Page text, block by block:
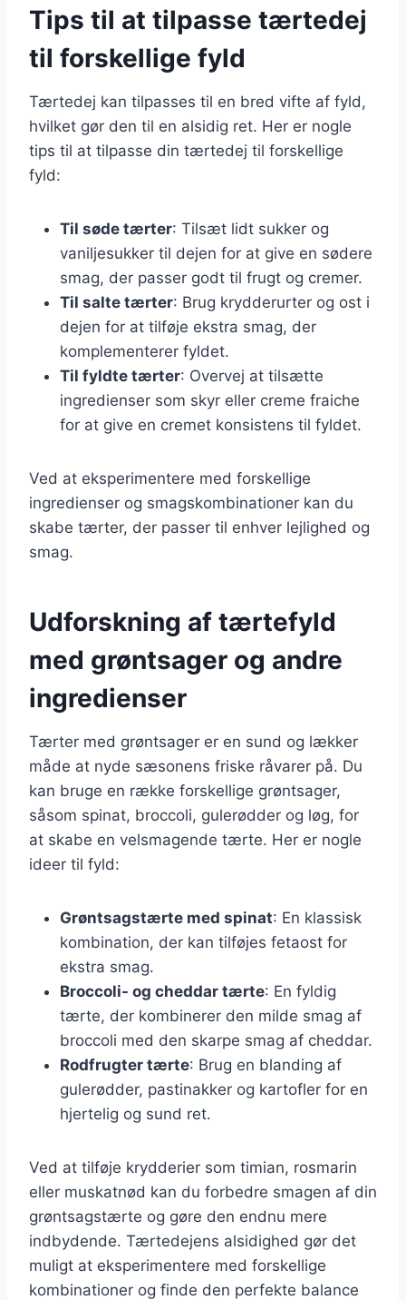
Tips til at tilpasse tærtedej
til forskellige fyld
Tærtedej kan tilpasses til en bred vifte af fyld,
hvilket gør den til en alsidig ret. Her er nogle
tips til at tilpasse din tærtedej til forskellige
fyld:
Til søde tærter: Tilsæt lidt sukker og
vaniljesukker til dejen for at give en sødere
smag, der passer godt til frugt og cremer.
Til salte tærter: Brug krydderurter og ost i
dejen for at tilføje ekstra smag, der
komplementerer fyldet.
Til fyldte tærter: Overvej at tilsætte
ingredienser som skyr eller creme fraiche
for at give en cremet konsistens til fyldet.
Ved at eksperimentere med forskellige
ingredienser og smagskombinationer kan du
skabe tærter, der passer til enhver lejlighed og
smag.
Udforskning af tærtefyld
med grøntsager og andre
ingredienser
Tærter med grøntsager er en sund og lækker
måde at nyde sæsonens friske råvarer på. Du
kan bruge en række forskellige grøntsager,
såsom spinat, broccoli, gulerødder og løg, for
at skabe en velsmagende tærte. Her er nogle
ideer til fyld:
Grøntsagstærte med spinat: En klassisk
kombination, der kan tilføjes fetaost for
ekstra smag.
Broccoli- og cheddar tærte: En fyldig
tærte, der kombinerer den milde smag af
broccoli med den skarpe smag af cheddar.
Rodfrugter tærte: Brug en blanding af
gulerødder, pastinakker og kartofler for en
hjertelig og sund ret.
Ved at tilføje krydderier som timian, rosmarin
eller muskatnød kan du forbedre smagen af din
grøntsagstærte og gøre den endnu mere
indbydende. Tærtedejens alsidighed gør det
muligt at eksperimentere med forskellige
kombinationer og finde den perfekte balance